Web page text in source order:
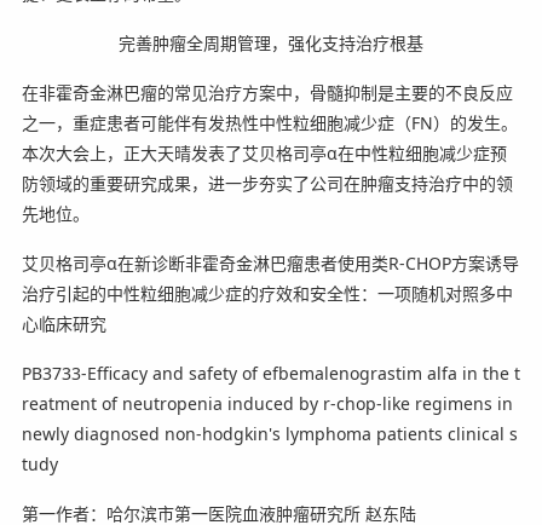
完善肿瘤全周期管理，强化支持治疗根基
在非霍奇金淋巴瘤的常见治疗方案中，骨髓抑制是主要的不良反应
之一，重症患者可能伴有发热性中性粒细胞减少症（FN）的发生。
本次大会上，正大天晴发表了艾贝格司亭α在中性粒细胞减少症预
防领域的重要研究成果，进一步夯实了公司在肿瘤支持治疗中的领
先地位。
艾贝格司亭α在新诊断非霍奇金淋巴瘤患者使用类R-CHOP方案诱导
治疗引起的中性粒细胞减少症的疗效和安全性：一项随机对照多中
心临床研究
PB3733-Efficacy and safety of efbemalenograstim alfa in the t
reatment of neutropenia induced by r-chop-like regimens in
newly diagnosed non-hodgkin's lymphoma patients clinical s
tudy
第一作者：哈尔滨市第一医院血液肿瘤研究所 赵东陆